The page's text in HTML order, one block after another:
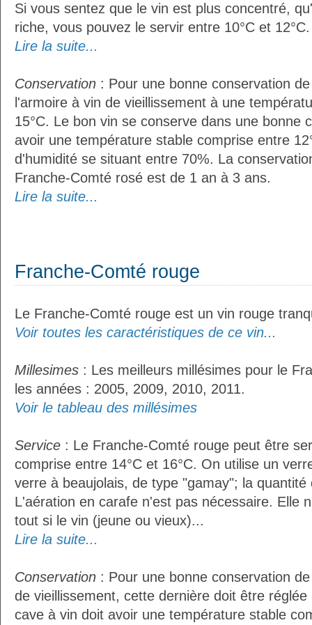
Si vous sentez que le vin est plus concentré,
riche, vous pouvez le servir entre 10°C et
Lire la suite...
Conservation : Pour une bonne conservation
l'armoire à vin de vieillissement à une
15°C. Le bon vin se conserve dans une bonne
avoir une température stable comprise entre
d'humidité se situant entre 70%. La
Franche-Comté rosé est de 1 an à 3 ans.
Lire la suite...
Franche-Comté rouge
Le Franche-Comté rouge est un vin rouge
Voir toutes les caractéristiques de ce vin...
Millesimes : Les meilleurs millésimes pour le
les années : 2005, 2009, 2010, 2011.
Voir le tableau des millésimes
Service : Le Franche-Comté rouge peut être
comprise entre 14°C et 16°C. On utilise un
verre à beaujolais, de type "gamay"; la
L'aération en carafe n'est pas nécessaire. Elle
tout si le vin (jeune ou vieux)...
Lire la suite...
Conservation : Pour une bonne conservation
de vieillissement, cette dernière doit être réglée
cave à vin doit avoir une température stable